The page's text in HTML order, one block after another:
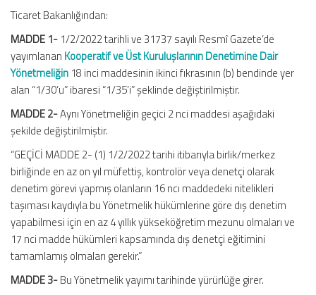
Ticaret Bakanlığından:
MADDE 1- 1/2/2022 tarihli ve 31737 sayılı Resmî Gazete’de
yayımlanan Kooperatif ve Üst Kuruluşlarının Denetimine Dair
Yönetmeliğin 18 inci maddesinin ikinci fıkrasının (b) bendinde yer
alan “1/30’u” ibaresi “1/35’i” şeklinde değiştirilmiştir.
MADDE 2-Aynı Yönetmeliğin geçici 2 nci maddesi aşağıdaki
şekilde değiştirilmiştir.
“GEÇİCİ MADDE 2- (1) 1/2/2022 tarihi itibarıyla birlik/merkez
birliğinde en az on yıl müfettiş, kontrolör veya denetçi olarak
denetim görevi yapmış olanların 16 ncı maddedeki nitelikleri
taşıması kaydıyla bu Yönetmelik hükümlerine göre dış denetim
yapabilmesi için en az 4 yıllık yükseköğretim mezunu olmaları ve
17 nci madde hükümleri kapsamında dış denetçi eğitimini
tamamlamış olmaları gerekir.”
MADDE 3-Bu Yönetmelik yayımı tarihinde yürürlüğe girer.